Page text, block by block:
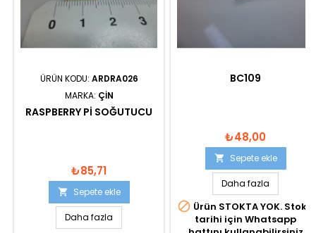
ÜRÜN KODU: ARDRA026
MARKA: ÇIN
RASPBERRY PI SOĞUTUCU
₺85,71
 Sepete ekle
Daha fazla
BC109
₺48,00
 Sepete ekle
Daha fazla
 Ürün STOKTA YOK. Stok
tarihi için Whatsapp